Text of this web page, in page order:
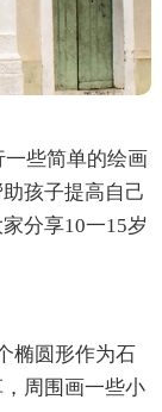
一些简单的绘画
孩子提高自己
分享10一15岁
椭圆形作为石
周围画一些小